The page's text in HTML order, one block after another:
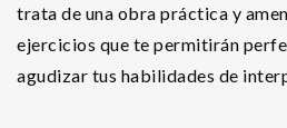
trata de una obra práctica y
ejercicios que te permitirán
agudizar tus habilidades de